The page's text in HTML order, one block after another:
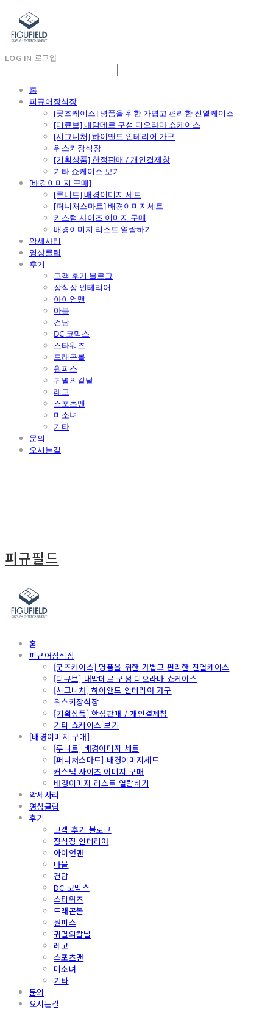
LOG IN 로그인
홈
피규어장식장
[굿즈케이스] 명품을 위한 가볍고 편리한 진열케이스
[디큐브] 내맘데로 구성 디오라마 쇼케이스
[시그니처] 하이앤드 인테리어 가구
위스키장식장
[기획상품] 한정판매 / 개인결제창
기타 쇼케이스 보기
[배경이미지 구매]
[루니트] 배경이미지 세트
[퍼니처스마트] 배경이미지세트
커스텀 사이즈 이미지 구매
배경이미지 리스트 열람하기
악세사리
영상클립
후기
고객 후기 블로그
장식장 인테리어
아이언맨
마블
건담
DC 코믹스
스타워즈
드래곤볼
원피스
귀멸의칼날
레고
스포츠맨
미소녀
기타
문의
오시는길
피규필드
홈
피규어장식장
[굿즈케이스] 명품을 위한 가볍고 편리한 진열케이스
[디큐브] 내맘데로 구성 디오라마 쇼케이스
[시그니처] 하이앤드 인테리어 가구
위스키장식장
[기획상품] 한정판매 / 개인결제창
기타 쇼케이스 보기
[배경이미지 구매]
[루니트] 배경이미지 세트
[퍼니처스마트] 배경이미지세트
커스텀 사이즈 이미지 구매
배경이미지 리스트 열람하기
악세사리
영상클립
후기
고객 후기 블로그
장식장 인테리어
아이언맨
마블
건담
DC 코믹스
스타워즈
드래곤볼
원피스
귀멸의칼날
레고
스포츠맨
미소녀
기타
문의
오시는길